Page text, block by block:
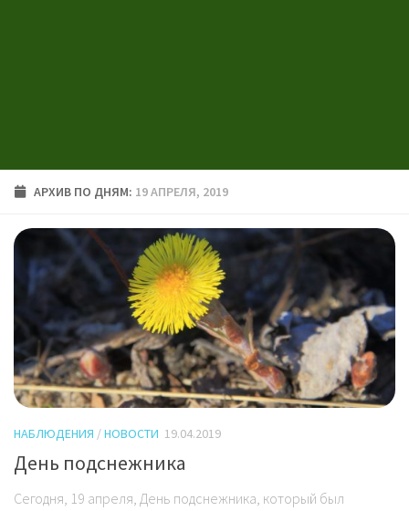
АРХИВ ПО ДНЯМ: 19 АПРЕЛЯ, 2019
НАБЛЮДЕНИЯ /НОВОСТИ 19.04.2019
День подснежника
Сегодня, 19 апреля, День подснежника, который был